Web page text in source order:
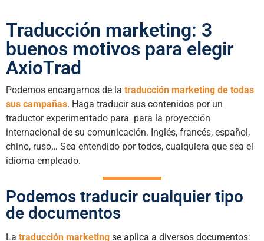
Traducción marketing: 3
buenos motivos para elegir
AxioTrad
Podemos encargarnos de la traducción marketing de todas
sus campañas. Haga traducir sus contenidos por un
traductor experimentado para para la proyección
internacional de su comunicación. Inglés, francés, español,
chino, ruso… Sea entendido por todos, cualquiera que sea el
idioma empleado.
Podemos traducir cualquier tipo
de documentos
La traducción marketing se aplica a diversos documentos: